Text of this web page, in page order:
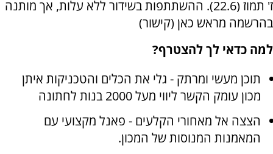
ז' תמוז (22.6). ההשתתפות בשידור ללא עלות, אך מותנה
בהרשמה מראש כאן (קישור)
למה כדאי לך להצטרף?
תוכן מעשי ומרתק - גלי את הכלים והטכניקות איתן
מכון עומק הקשר ליווי מעל 2000 בנות לחתונה
הצצה אל מאחורי הקלעים - פאנל מקצועי עם
המאמנות המנוסות של המכון.